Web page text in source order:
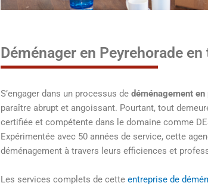
Déménager en Peyrehorade
S’engager dans un processus de déménagement
paraître abrupt et angoissant. Pourtant, tout
certifiée et compétente dans le domaine comme
Expérimentée avec 50 années de service, cette
déménagement à travers leurs efficiences et
Les services complets de cette entreprise de